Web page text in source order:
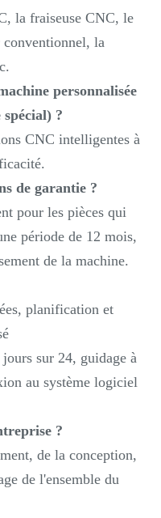
la fraiseuse CNC, le
la
personnalisée
?
CNC intelligentes à
de garantie ?
pour les pièces qui
période de 12 mois,
de la machine.
planification et
sur 24, guidage à
au système logiciel
?
de la conception,
de l'ensemble du